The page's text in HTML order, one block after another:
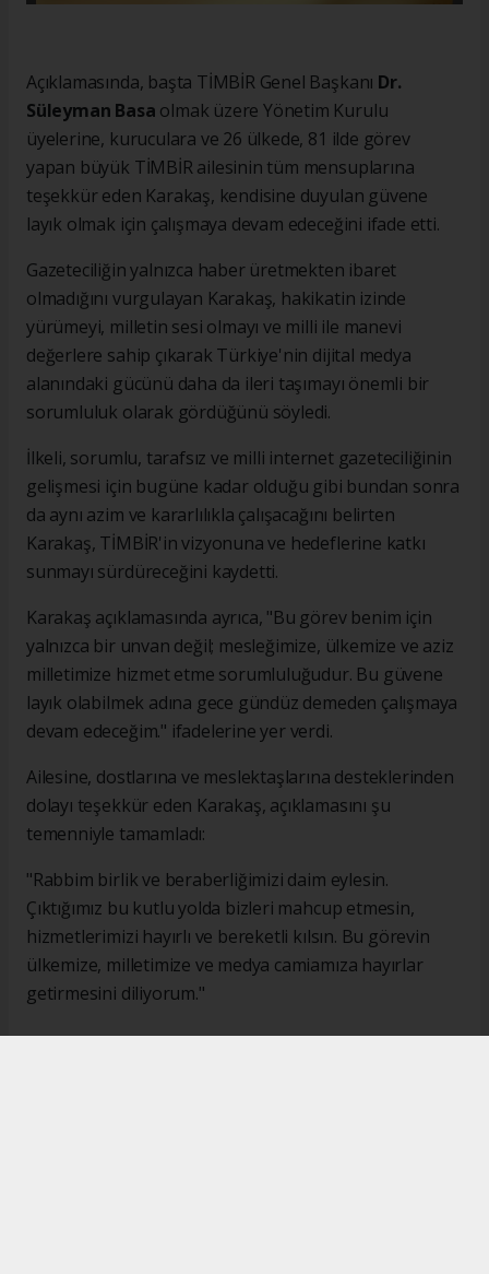
Açıklamasında, başta TİMBİR Genel Başkanı Dr.
Süleyman Basa olmak üzere Yönetim Kurulu
üyelerine, kuruculara ve 26 ülkede, 81 ilde görev
yapan büyük TİMBİR ailesinin tüm mensuplarına
teşekkür eden Karakaş, kendisine duyulan güvene
layık olmak için çalışmaya devam edeceğini ifade etti.
Gazeteciliğin yalnızca haber üretmekten ibaret
olmadığını vurgulayan Karakaş, hakikatin izinde
yürümeyi, milletin sesi olmayı ve milli ile manevi
değerlere sahip çıkarak Türkiye'nin dijital medya
alanındaki gücünü daha da ileri taşımayı önemli bir
sorumluluk olarak gördüğünü söyledi.
İlkeli, sorumlu, tarafsız ve milli internet gazeteciliğinin
gelişmesi için bugüne kadar olduğu gibi bundan sonra
da aynı azim ve kararlılıkla çalışacağını belirten
Karakaş, TİMBİR'in vizyonuna ve hedeflerine katkı
sunmayı sürdüreceğini kaydetti.
Karakaş açıklamasında ayrıca, "Bu görev benim için
yalnızca bir unvan değil; mesleğimize, ülkemize ve aziz
milletimize hizmet etme sorumluluğudur. Bu güvene
layık olabilmek adına gece gündüz demeden çalışmaya
devam edeceğim." ifadelerine yer verdi.
Ailesine, dostlarına ve meslektaşlarına desteklerinden
dolayı teşekkür eden Karakaş, açıklamasını şu
temenniyle tamamladı:
"Rabbim birlik ve beraberliğimizi daim eylesin.
Çıktığımız bu kutlu yolda bizleri mahcup etmesin,
hizmetlerimizi hayırlı ve bereketli kılsın. Bu görevin
ülkemize, milletimize ve medya camiamıza hayırlar
getirmesini diliyorum."